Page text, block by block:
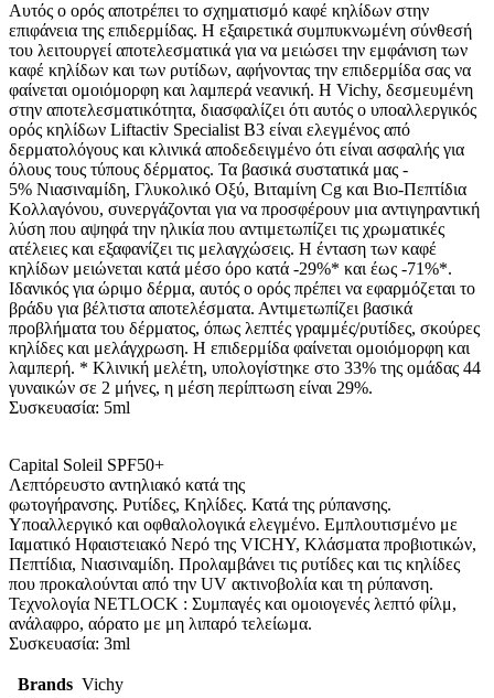
Αυτός ο ορός αποτρέπει το σχηματισμό καφέ κηλίδων στην
επιφάνεια της επιδερμίδας. Η εξαιρετικά συμπυκνωμένη σύνθεσή
του λειτουργεί αποτελεσματικά για να μειώσει την εμφάνιση των
καφέ κηλίδων και των ρυτίδων, αφήνοντας την επιδερμίδα σας να
φαίνεται ομοιόμορφη και λαμπερά νεανική. Η Vichy, δεσμευμένη
στην αποτελεσματικότητα, διασφαλίζει ότι αυτός ο υποαλλεργικός
ορός κηλίδων Liftactiv Specialist B3 είναι ελεγμένος από
δερματολόγους και κλινικά αποδεδειγμένο ότι είναι ασφαλής για
όλους τους τύπους δέρματος. Τα βασικά συστατικά μας -
5% Νιασιναμίδη, Γλυκολικό Οξύ, Βιταμίνη Cg και Βιο-Πεπτίδια
Κολλαγόνου, συνεργάζονται για να προσφέρουν μια αντιγηραντική
λύση που αψηφά την ηλικία που αντιμετωπίζει τις χρωματικές
ατέλειες και εξαφανίζει τις μελαγχώσεις. Η ένταση των καφέ
κηλίδων μειώνεται κατά μέσο όρο κατά -29%* και έως -71%*.
Ιδανικός για ώριμο δέρμα, αυτός ο ορός πρέπει να εφαρμόζεται το
βράδυ για βέλτιστα αποτελέσματα. Αντιμετωπίζει βασικά
προβλήματα του δέρματος, όπως λεπτές γραμμές/ρυτίδες, σκούρες
κηλίδες και μελάγχρωση. Η επιδερμίδα φαίνεται ομοιόμορφη και
λαμπερή. * Κλινική μελέτη, υπολογίστηκε στο 33% της ομάδας 44
γυναικών σε 2 μήνες, η μέση περίπτωση είναι 29%.
Συσκευασία: 5ml
Capital Soleil SPF50+
Λεπτόρευστο αντηλιακό κατά της
φωτογήρανσης. Ρυτίδες, Κηλίδες. Κατά της ρύπανσης.
Υποαλλεργικό και οφθαλολογικά ελεγμένο. Εμπλουτισμένο με
Ιαματικό Ηφαιστειακό Νερό της VICHY, Κλάσματα προβιοτικών,
Πεπτίδια, Νιασιναμίδη. Προλαμβάνει τις ρυτίδες και τις κηλίδες
που προκαλούνται από την UV ακτινοβολία και τη ρύπανση.
Τεχνολογία NETLOCK : Συμπαγές και ομοιογενές λεπτό φίλμ,
ανάλαφρο, αόρατο με μη λιπαρό τελείωμα.
Συσκευασία: 3ml
Brands Vichy